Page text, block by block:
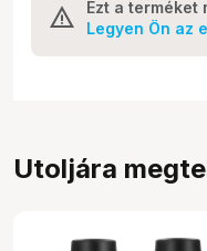
Ezt a terméket
Legyen Ön az
Utoljára